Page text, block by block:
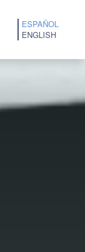
ESPAÑOL
ENGLISH